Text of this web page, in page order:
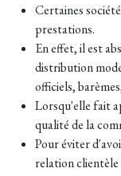
Certaines
prestations.
En effet, il est
distribution
officiels,
Lorsqu'elle fait
qualité de la
Pour éviter
relation clientèle